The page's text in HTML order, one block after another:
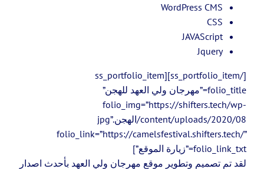
WordPress CMS
CSS
JAVAScript
Jquery
[/ss_portfolio_item][ss_portfolio_item
folio_title=”مهرجان ولي العهد للهجن”
folio_img=”https://shifters.tech/wp-
content/uploads/2020/08/الهجن.jpg”
folio_link=”https://camelsfestival.shifters.tech/”
folio_link_txt=”زيارة الموقع”]
لقد تم تصميم وتطوير موقع مهرجان ولي العهد بأحدث اصدار